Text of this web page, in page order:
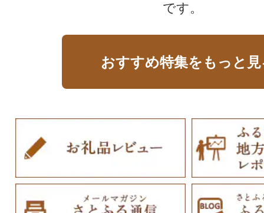
です。
おすすめ特集をもっと